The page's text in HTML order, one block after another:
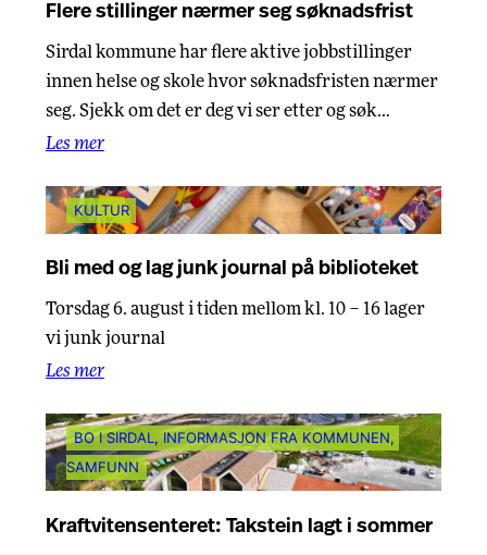
Flere stillinger nærmer seg søknadsfrist
Sirdal kommune har flere aktive jobbstillinger
innen helse og skole hvor søknadsfristen nærmer
seg. Sjekk om det er deg vi ser etter og søk…
Les mer
KULTUR
Bli med og lag junk journal på biblioteket
Torsdag 6. august i tiden mellom kl. 10 – 16 lager
vi junk journal
Les mer
BO I SIRDAL, INFORMASJON FRA KOMMUNEN
SAMFUNN
Kraftvitensenteret: Takstein lagt i sommer